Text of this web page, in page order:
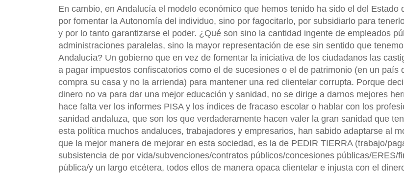
En cambio, en Andalucía el modelo económico que hemos tenido ha sido el del Estado
por fomentar la Autonomía del individuo, sino por fagocitarlo, por subsidiarlo para
y por lo tanto garantizarse el poder. ¿Qué son sino la cantidad ingente de empleados
administraciones paralelas, sino la mayor representación de ese sin sentido que
Andalucía? Un gobierno que en vez de fomentar la iniciativa de los ciudadanos las
a pagar impuestos confiscatorios como el de sucesiones o el de patrimonio (en un país
compra su casa y no la arrienda) para mantener una red clientelar corrupta. Porque
dinero no va para dar una mejor educación y sanidad, no se dirige a darnos mejores
hace falta ver los informes PISA y los índices de fracaso escolar o hablar con los
sanidad andaluza, que son los que verdaderamente hacen valer la gran sanidad que
esta política muchos andaluces, trabajadores y empresarios, han sabido adaptarse al
que la mejor manera de mejorar en esta sociedad, es la de PEDIR TIERRA (trabajo/
subsistencia de por vida/subvenciones/contratos públicos/concesiones públicas/ERES/
pública/y un largo etcétera, todos ellos de manera opaca clientelar e injusta con el